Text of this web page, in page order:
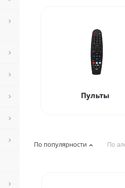
Пульты
По популярности По